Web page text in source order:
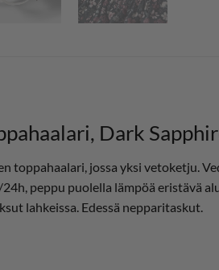
Dark
toppahaalari, jossa yksi vetoketju.
peppu puolella lämpöä eristävä
lahkeissa. Edessä nepparitaskut.